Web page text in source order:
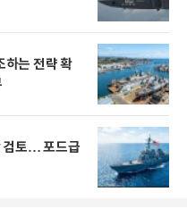
하는 전략 확
검토… 포드급